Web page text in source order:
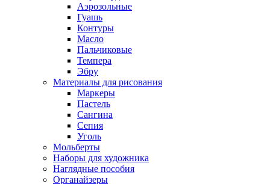
Аэрозольные
Гуашь
Контуры
Масло
Пальчиковые
Темпера
Эбру
Материалы для рисования
Маркеры
Пастель
Сангина
Сепия
Уголь
Мольберты
Наборы для художника
Наглядные пособия
Органайзеры